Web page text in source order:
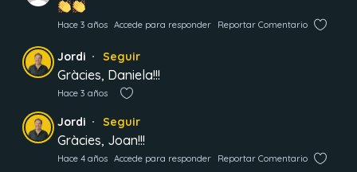
Hace 3 años Accede para responder Reportar Comentario
Jordi Seguir
Gràcies, Daniela!!!
Hace 3 años
Jordi Seguir
Gràcies, Joan!!!
Hace 4 años Accede para responder Reportar Comentario